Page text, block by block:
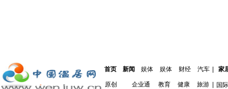
首页 新闻 娱体 娱体 财经 汽车 家
原创 企业通 教育 健康 旅游 国际